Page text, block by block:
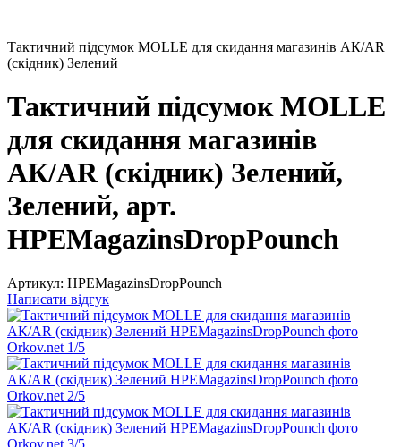
Тактичний підсумок MOLLE для скидання магазинів АК/AR
(скідник) Зелений
Тактичний підсумок MOLLE
для скидання магазинів
АК/AR (скідник) Зелений,
Зелений, арт.
HPEMagazinsDropPounch
Артикул: HPEMagazinsDropPounch
Написати відгук